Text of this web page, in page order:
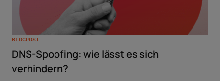
BLOGPOST
DNS-Spoofing: wie lässt es sich
verhindern?